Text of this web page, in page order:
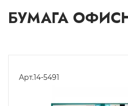
БУМАГА
Арт.14-5491